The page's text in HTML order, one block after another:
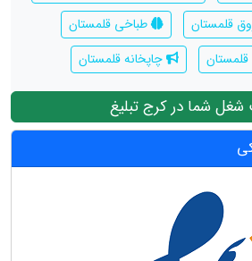
قلمستان
طباخی قلمستان
قلمستان
چاپخانه قلمستان
شغل شما در کرج تبلیغ